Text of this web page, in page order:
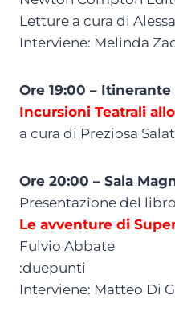
Letture a cura di
Interviene: Melinda
Ore 19:00 – Itinerante
Incursioni Teatrali
a cura di Preziosa
Ore 20:00 – Sala
Presentazione del libro
Le avventure di
Fulvio Abbate
:duepunti
Interviene: Matteo Di